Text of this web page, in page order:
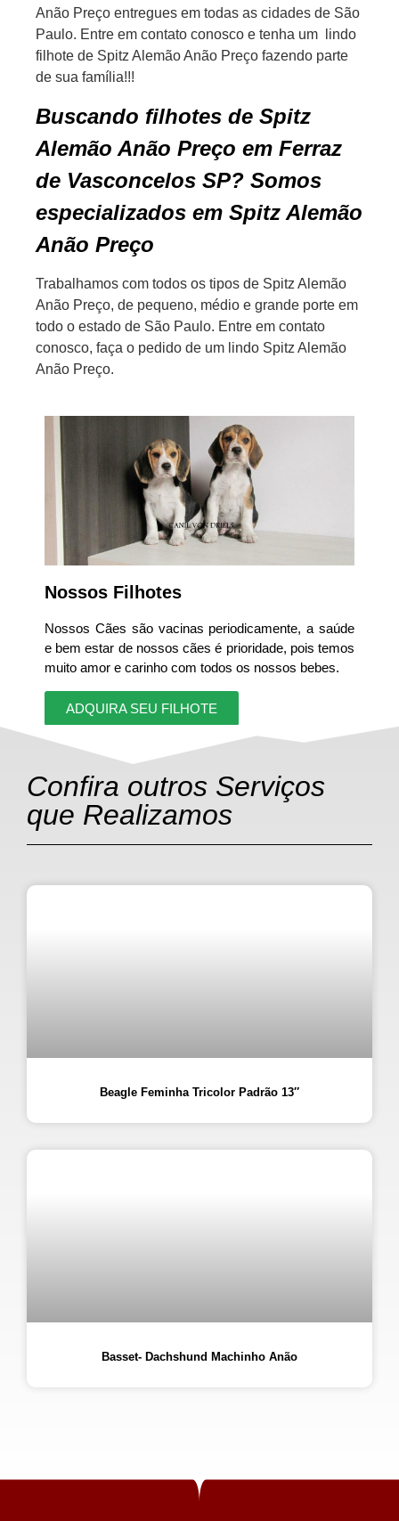
Anão Preço entregues em todas as cidades de São
Paulo. Entre em contato conosco e tenha um lindo
filhote de Spitz Alemão Anão Preço fazendo parte
de sua família!!!
Buscando filhotes de Spitz
Alemão Anão Preço em Ferraz
de Vasconcelos SP? Somos
especializados em Spitz Alemão
Anão Preço
Trabalhamos com todos os tipos de Spitz Alemão
Anão Preço, de pequeno, médio e grande porte em
todo o estado de São Paulo. Entre em contato
conosco, faça o pedido de um lindo Spitz Alemão
Anão Preço.
Nossos Filhotes
Nossos Cães são vacinas periodicamente, a saúde
e bem estar de nossos cães é prioridade, pois temos
muito amor e carinho com todos os nossos bebes.
ADQUIRA SEU FILHOTE
Confira outros Serviços
que Realizamos
Beagle Feminha Tricolor Padrão 13″
Basset- Dachshund Machinho Anão